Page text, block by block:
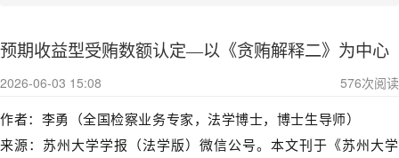
预期收益型受贿数额认定—以《贪贿解释二》为中心
2026-06-03 15:08 576次阅读
作者：李勇（全国检察业务专家，法学博士，博士生导师）
来源： 苏州大学学报（法学版）微信公号。本文刊于《苏州大学